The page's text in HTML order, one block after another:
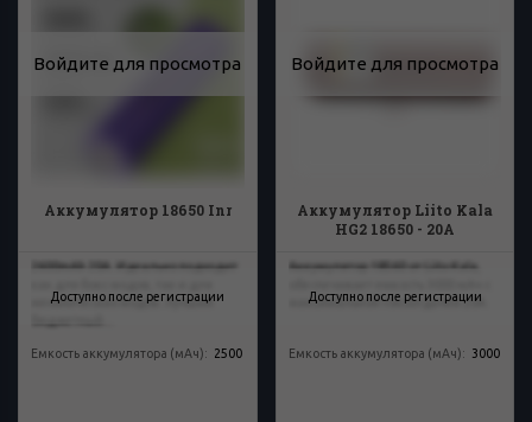
Войдите для просмотра
Аккумулятор 18650 Inr
Доступно после регистрации
2600mAh 20A. Идеально подходит
механических модов. Лучший
Емкость аккумулятора (мАч): 2500
Войдите для просмотра
Аккумулятор Liito Kala
HG2 18650 - 20А
Доступно после регистрации
Аккумулятор 18560 от Liito Kala,
максимальной токоотдачей 20А.
Емкость аккумулятора (мАч): 3000